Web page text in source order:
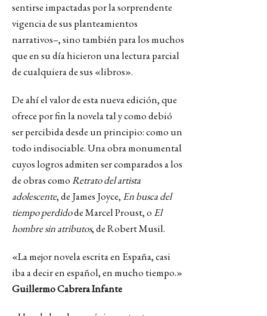
sentirse impactadas por la sorprendente
vigencia de sus planteamientos
narrativos–, sino también para los muchos
que en su día hicieron una lectura parcial
de cualquiera de sus «libros».
De ahí el valor de esta nueva edición, que
ofrece por fin la novela tal y como debió
ser percibida desde un principio: como un
todo indisociable. Una obra monumental
cuyos logros admiten ser comparados a los
de obras comoRetratodel artista
adolescente, de James Joyce, En busca del
tiempo perdidode Marcel Proust, o El
hombre sin atributos, de Robert Musil.
«La mejor novela escrita en España, casi
iba a decir en español, en mucho tiempo.»
Guillermo Cabrera Infante